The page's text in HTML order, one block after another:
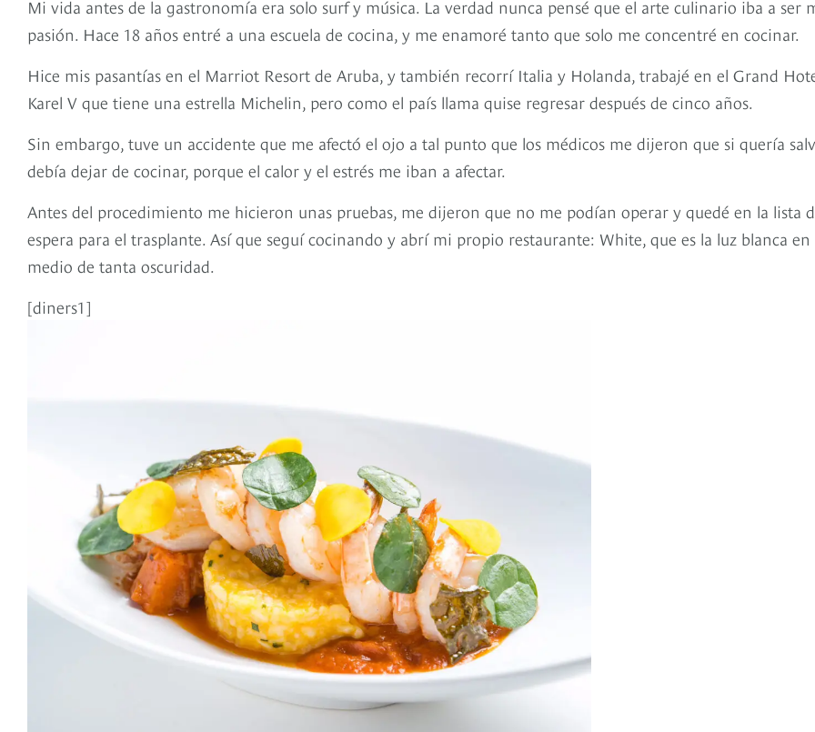
Mi vida antes de la gastronomía era solo surf y música. La verdad nunca pensé que el arte culinario iba a ser
pasión. Hace 18 años entré a una escuela de cocina, y me enamoré tanto que solo me concentré en cocinar.
Hice mis pasantías en el Marriot Resort de Aruba, y también recorrí Italia y Holanda, trabajé en el Grand
Karel V que tiene una estrella Michelin, pero como el país llama quise regresar después de cinco años.
Sin embargo, tuve un accidente que me afectó el ojo a tal punto que los médicos me dijeron que si quería
debía dejar de cocinar, porque el calor y el estrés me iban a afectar.
Antes del procedimiento me hicieron unas pruebas, me dijeron que no me podían operar y quedé en la lista
espera para el trasplante. Así que seguí cocinando y abrí mi propio restaurante: White, que es la luz blanca en
medio de tanta oscuridad.
[diners1]